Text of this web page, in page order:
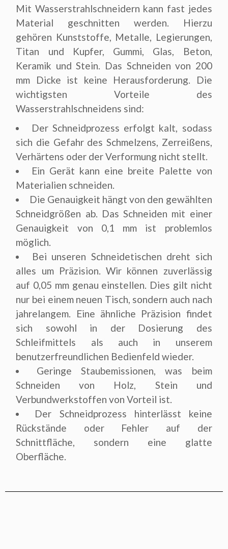
Mit Wasserstrahlschneidern kann fast jedes
Material geschnitten werden. Hierzu
gehören Kunststoffe, Metalle, Legierungen,
Titan und Kupfer, Gummi, Glas, Beton,
Keramik und Stein. Das Schneiden von 200
mm Dicke ist keine Herausforderung. Die
wichtigsten Vorteile des
Wasserstrahlschneidens sind:
Der Schneidprozess erfolgt kalt, sodass
sich die Gefahr des Schmelzens, Zerreißens,
Verhärtens oder der Verformung nicht stellt.
Ein Gerät kann eine breite Palette von
Materialien schneiden.
Die Genauigkeit hängt von den gewählten
Schneidgrößen ab. Das Schneiden mit einer
Genauigkeit von 0,1 mm ist problemlos
möglich.
Bei unseren Schneidetischen dreht sich
alles um Präzision. Wir können zuverlässig
auf 0,05 mm genau einstellen. Dies gilt nicht
nur bei einem neuen Tisch, sondern auch nach
jahrelangem. Eine ähnliche Präzision findet
sich sowohl in der Dosierung des
Schleifmittels als auch in unserem
benutzerfreundlichen Bedienfeld wieder.
Geringe Staubemissionen, was beim
Schneiden von Holz, Stein und
Verbundwerkstoffen von Vorteil ist.
Der Schneidprozess hinterlässt keine
Rückstände oder Fehler auf der
Schnittfläche, sondern eine glatte
Oberfläche.